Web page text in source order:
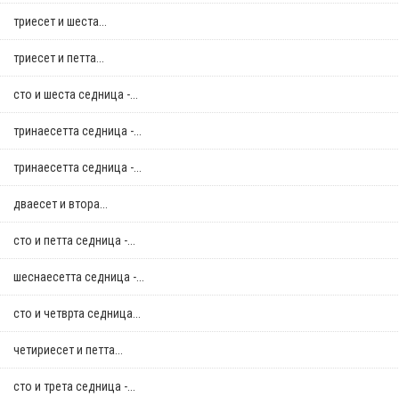
триесет и шеста...
триесет и петта...
сто и шеста седница -...
тринаесетта седница -...
тринаесетта седница -...
дваесет и втора...
сто и петта седница -...
шеснаесетта седница -...
сто и четврта седница...
четириесет и петта...
сто и трета седница -...